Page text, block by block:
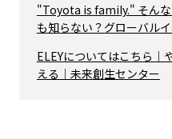
"Toyota is family." そんな
も知らない？グローバル
ELEYについてはこちら｜
える｜未来創生センター